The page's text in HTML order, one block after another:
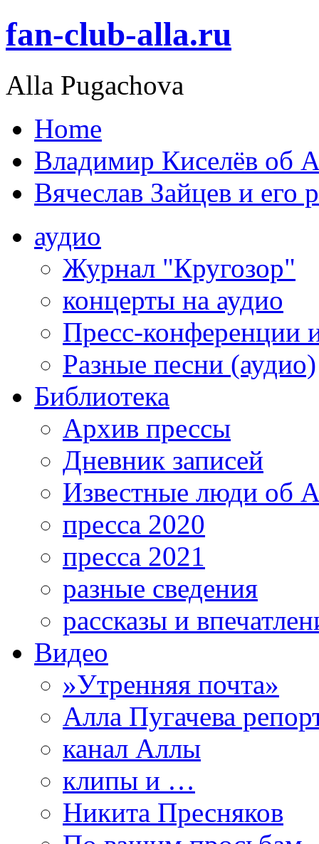
fan-club-alla.ru
Alla Pugachova
Home
Владимир Киселёв об
Вячеслав Зайцев и его
аудио
Журнал "Кругозор"
концерты на аудио
Пресс-конференции
Разные песни (аудио)
Библиотека
Архив прессы
Дневник записей
Известные люди об
пресса 2020
пресса 2021
разные сведения
рассказы и
Видео
»Утренняя почта»
Алла Пугачева
канал Аллы
клипы и …
Никита Пресняков